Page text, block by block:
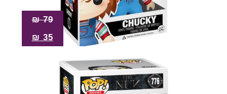
79
₪
35
₪